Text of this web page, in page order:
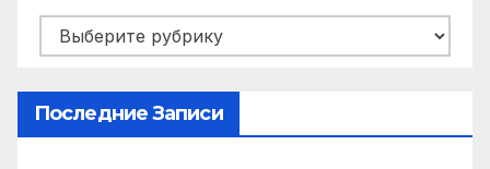
Рубрики
Последние Записи